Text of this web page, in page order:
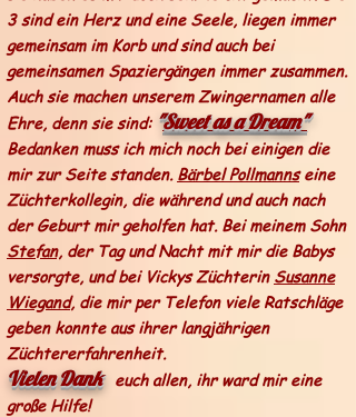
3 sind ein Herz und eine Seele, liegen immer
gemeinsam im Korb und sind auch bei
gemeinsamen Spaziergängen immer zusammen.
Auch sie machen unserem Zwingernamen alle
Ehre, denn sie sind: "Sweet as a Dream"
Bedanken muss ich mich noch bei einigen die
mir zur Seite standen. Bärbel Pollmannseine
Züchterkollegin, die während und auch nach
der Geburt mir geholfen hat. Bei meinem Sohn
Stefan, der Tag und Nacht mit mir die Babys
versorgte, und bei Vickys Züchterin Susanne
Wiegand, die mir per Telefon viele Ratschläge
geben konnte aus ihrer langjährigen
Züchtererfahrenheit.
Vielen Dank euch allen, ihr ward mir eine
große Hilfe!